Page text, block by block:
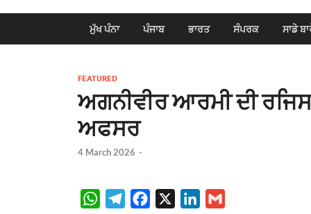
ਮੁੱਖ ਪੰਨਾ ਪੰਜਾਬ ਭਾਰਤ ਸੰਪਰਕ ਸਾਡੇ
FEATURED
ਅਗਨੀਵੀਰ ਆਰਮੀ ਦੀ
ਅਫਸਰ
4 March 2026 -
W